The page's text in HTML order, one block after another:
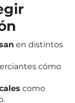
en distintos
cómo
como